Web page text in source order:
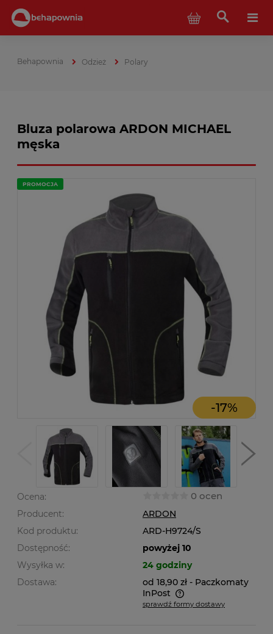
Odzież Polary
Bluza polarowa ARDON MICHAEL
męska
PROMOCJA
-17%
Ocena: 0 ocen
Producent:
ARDON
Kod produktu:
ARD-H9724/S
Dostępność:
powyżej 10
Wysyłka w:
24 godziny
Dostawa:
od 18,90 zł - Paczkomaty
InPost
Cena nie zawiera ewentualnych kosztów płatności
sprawdź formy dostawy